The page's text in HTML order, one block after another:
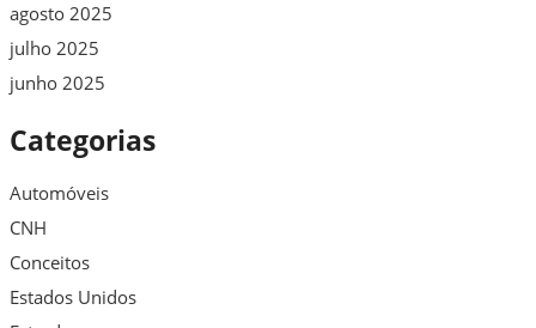
agosto 2025
julho 2025
junho 2025
Categorias
Automóveis
CNH
Conceitos
Estados Unidos